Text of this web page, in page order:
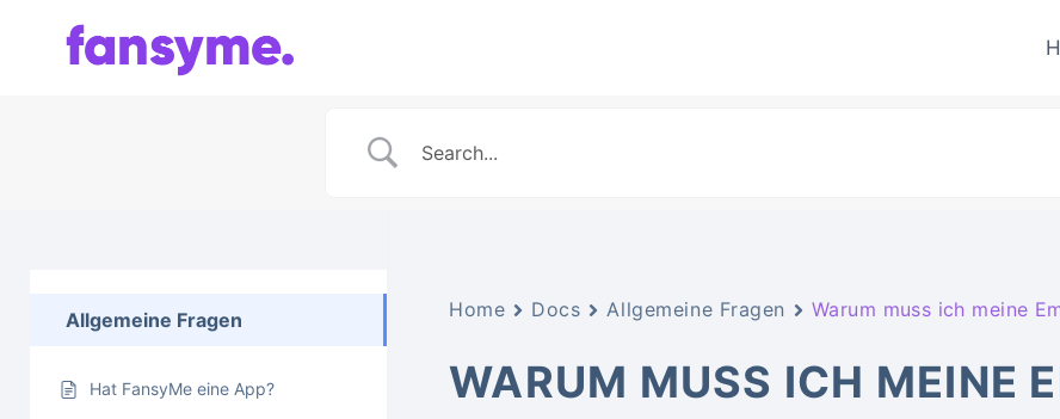
Allgemeine Fragen
Hat FansyMe eine App?
Home Docs Allgemeine Fragen Warum muss ich meine
WARUM MUSS ICH MEINE